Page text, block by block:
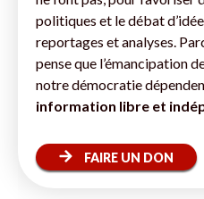
politiques et le débat
reportages et analyses.
pense que l’émancipation
notre démocratie
information libre et
FAIRE UN DON